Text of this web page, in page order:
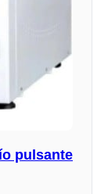
pulsante